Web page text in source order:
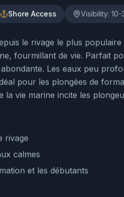
Shore Access Visibility: 10-
le rivage le plus
fourmillant de vie. Parfait
Les eaux peu
pour les plongées de
la vie marine incite les
rivage
calmes
et les débutants